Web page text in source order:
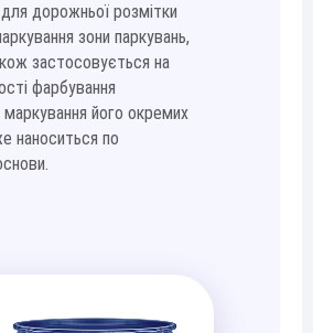
дорожньої розмітки
зони паркувань,
застосовується на
фарбування
його окремих
наноситься по